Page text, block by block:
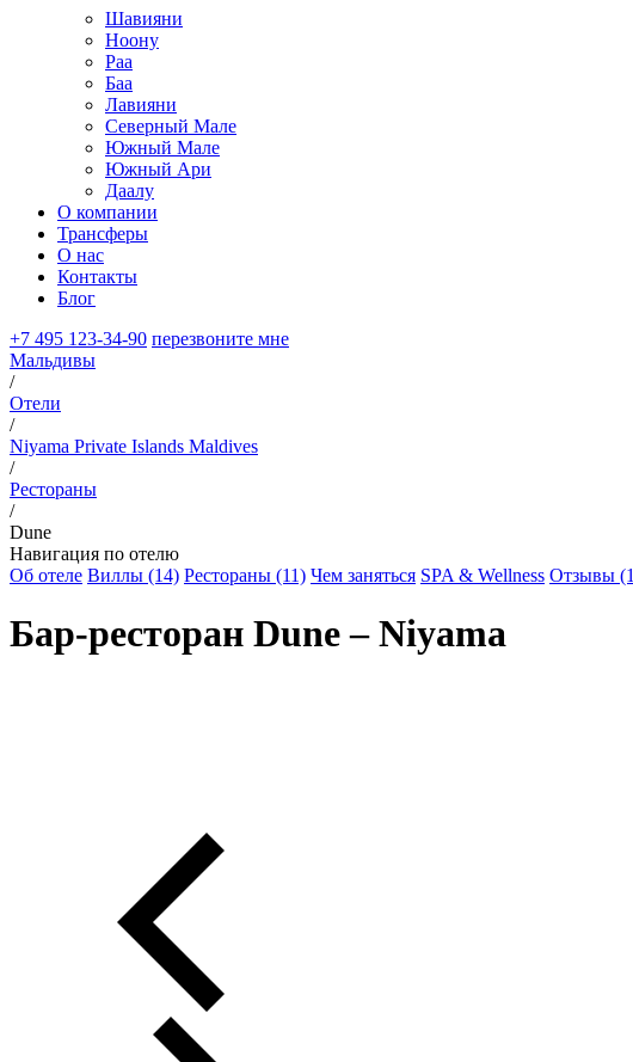
Шавияни
Ноону
Раа
Баа
Лавияни
Северный Мале
Южный Мале
Южный Ари
Даалу
О компании
Трансферы
О нас
Контакты
Блог
+7 495 123-34-90 перезвоните мне
Мальдивы
/
Отели
/
Niyama Private Islands Maldives
/
Рестораны
/
Dune
Навигация по отелю
Об отеле Виллы (14) Рестораны (11) Чем заняться SPA & Wellness Отзывы
Бар-ресторан Dune – Niyama